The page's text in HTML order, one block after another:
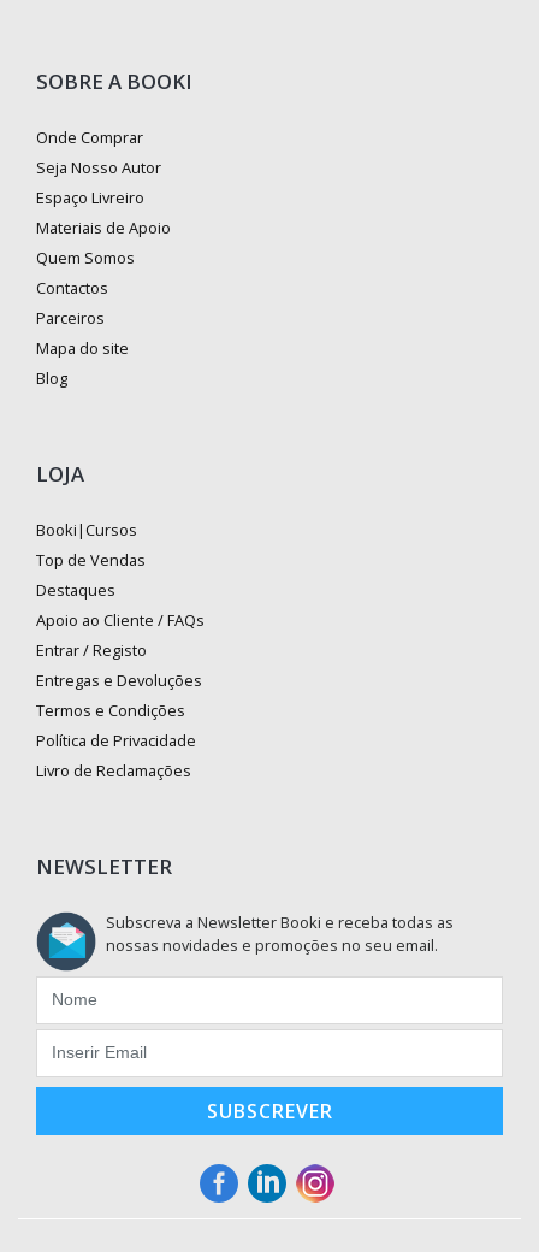
SOBRE A BOOKI
Onde Comprar
Seja Nosso Autor
Espaço Livreiro
Materiais de Apoio
Quem Somos
Contactos
Parceiros
Mapa do site
Blog
LOJA
Booki|Cursos
Top de Vendas
Destaques
Apoio ao Cliente / FAQs
Entrar / Registo
Entregas e Devoluções
Termos e Condições
Política de Privacidade
Livro de Reclamações
NEWSLETTER
Subscreva a Newsletter Booki e receba todas as
nossas novidades e promoções no seu email.
SUBSCREVER